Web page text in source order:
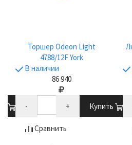
Торшер Odeon Light
4788/12F York
В наличии
86 940
- + Купить
Сравнить